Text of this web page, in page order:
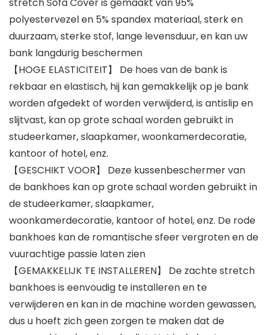
stretch Sofa Cover is gemaakt van 95%
polyestervezel en 5% spandex materiaal, sterk en
duurzaam, sterke stof, lange levensduur, en kan uw
bank langdurig beschermen
【HOGE ELASTICITEIT】 De hoes van de bank is
rekbaar en elastisch, hij kan gemakkelijk op je bank
worden afgedekt of worden verwijderd, is antislip en
slijtvast, kan op grote schaal worden gebruikt in
studeerkamer, slaapkamer, woonkamerdecoratie,
kantoor of hotel, enz.
【GESCHIKT VOOR】 Deze kussenbeschermer van
de bankhoes kan op grote schaal worden gebruikt in
de studeerkamer, slaapkamer,
woonkamerdecoratie, kantoor of hotel, enz. De rode
bankhoes kan de romantische sfeer vergroten en de
vuurachtige passie laten zien
【GEMAKKELIJK TE INSTALLEREN】 De zachte stretch
bankhoes is eenvoudig te installeren en te
verwijderen en kan in de machine worden gewassen,
dus u hoeft zich geen zorgen te maken dat de